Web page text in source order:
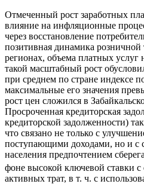
Отмеченный рост заработных
влияние на инфляционные
через восстановление
позитивная динамика розничной
регионах, объема платных услуг
такой масштабный рост
при среднем по стране индексе
максимальные его значения
рост цен сложился в
Просроченная кредиторская
кредиторской задолженности)
что связано не только с
поступающими доходами, но и с
населения предпочтением
фоне высокой ключевой ставки с
активных трат, в т. ч. с